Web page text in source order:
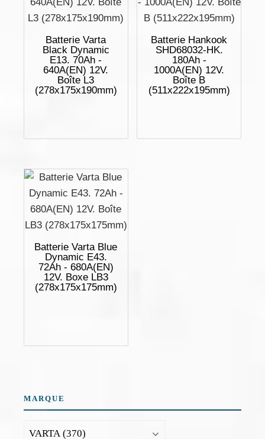
Batterie Varta
Black Dynamic
E13. 70Ah -
640A(EN) 12V.
Boîte L3
(278x175x190mm)
Batterie Hankook
SHD68032-HK.
180Ah -
1000A(EN) 12V.
Boîte B
(511x222x195mm)
Batterie Varta Blue
Dynamic E43.
72Ah - 680A(EN)
12V. Boxe LB3
(278x175x175mm)
MARQUE